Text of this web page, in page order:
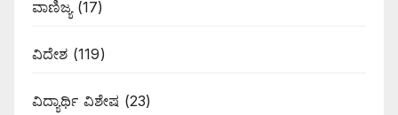
ವಾಣಿಜ್ಯ(17)
ವಿದೇಶ (119)
ವಿದ್ಯಾರ್ಥಿ ವಿಶೇಷ (23)